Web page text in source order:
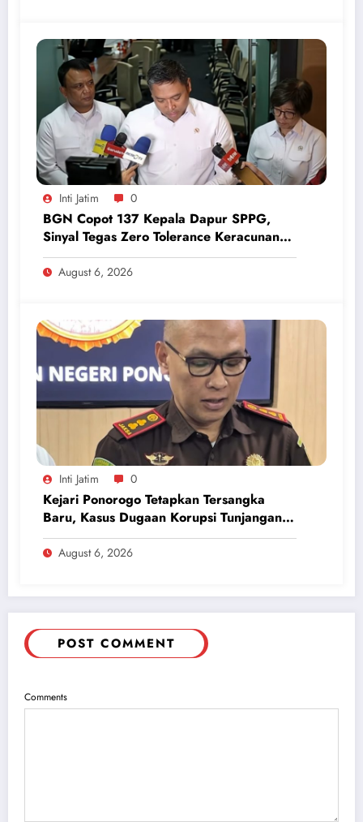
Inti Jatim 0
BGN Copot 137 Kepala Dapur SPPG,
Sinyal Tegas Zero Tolerance Keracunan
Makanan dan Korupsi
August 6, 2026
Inti Jatim 0
Kejari Ponorogo Tetapkan Tersangka
Baru, Kasus Dugaan Korupsi Tunjangan
Perumahan DPRD 2023-2026
August 6, 2026
POST COMMENT
Comments